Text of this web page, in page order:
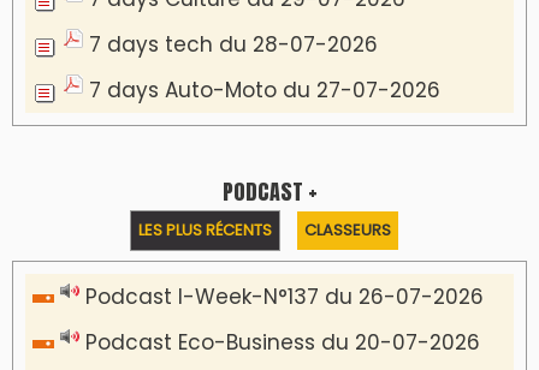
7 days tech du 28-07-2026
7 days Auto-Moto du 27-07-2026
PODCAST +
LES PLUS RÉCENTS CLASSEURS
Podcast I-Week-N°137 du 26-07-2026
Podcast Eco-Business du 20-07-2026